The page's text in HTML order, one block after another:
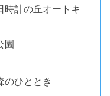
時計の丘オートキ
園
のひととき